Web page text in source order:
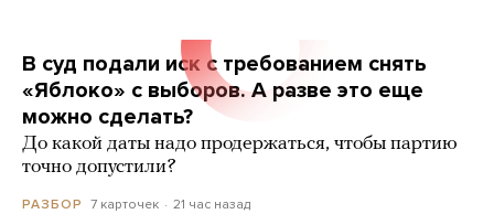
В суд подали иск с требованием снять
«Яблоко» с выборов. А разве это еще
можно сделать?
До какой даты надо продержаться, чтобы партию
точно допустили?
РАЗБОР 7 карточек 21 час назад